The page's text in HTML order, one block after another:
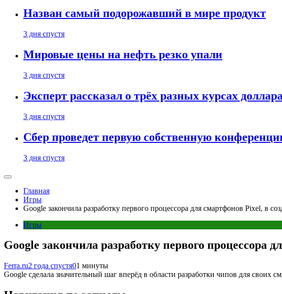
Назван самый подорожавший в мире продукт
3 дня спустя
Мировые цены на нефть резко упали
3 дня спустя
Эксперт рассказал о трёх разных курсах
3 дня спустя
Сбер проведет первую собственную
3 дня спустя
Главная
Игры
Google закончила разработку первого процессора для смартфонов Pixel, в
Игры
Google закончила разработку первого процессора
Ferra.ru2 года спустя01 минуты
Google сделала значительный шаг вперёд в области разработки чипов для своих